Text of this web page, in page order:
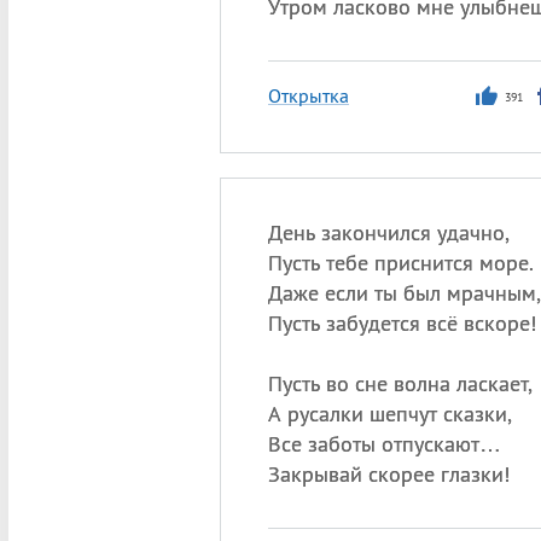
Утром ласково мне
Открытка 391
День закончился удачно,
Пусть тебе приснится море.
Даже если ты был мрачным,
Пусть забудется всё вскоре!
Пусть во сне волна ласкает,
А русалки шепчут сказки,
Все заботы отпускают…
Закрывай скорее глазки!